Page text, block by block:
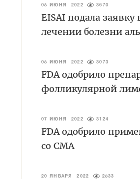
08 ИЮНЯ 2022 3670
EISAI подала
лечении болезни
08 ИЮНЯ 2022 3073
FDA одобрило
фолликулярной
07 ИЮНЯ 2022 3124
FDA одобрило
со СМА
20 ЯНВАРЯ 2022 2833